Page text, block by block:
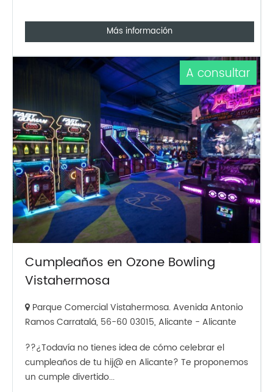
Más información
Cumpleaños en Ozone Bowling
Vistahermosa
A consultar
Parque Comercial Vistahermosa. Avenida Antonio
Ramos Carratalá, 56-60 03015, Alicante - Alicante
??¿Todavía no tienes idea de cómo celebrar el
cumpleaños de tu hij@ en Alicante? Te proponemos
un cumple divertido...